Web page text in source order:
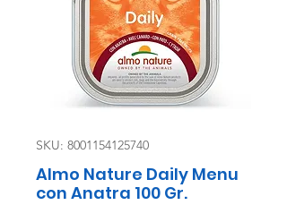
SKU: 8001154125740
Almo Nature Daily Menu
con Anatra 100 Gr.